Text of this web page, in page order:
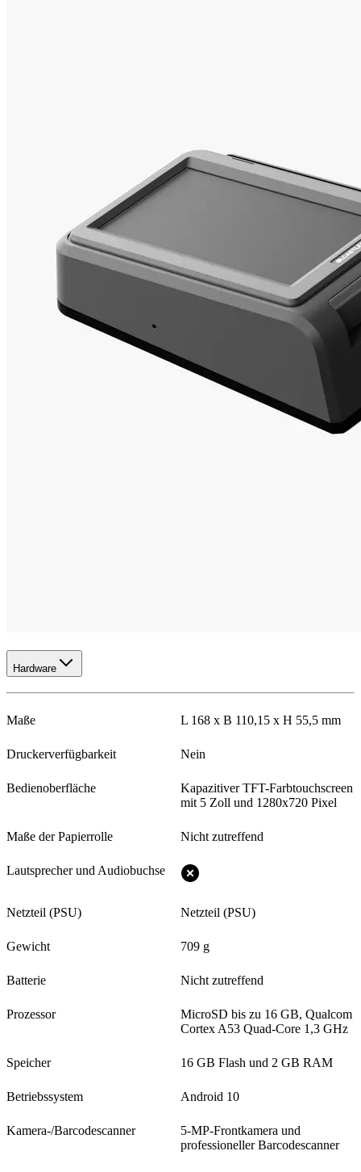
Hardware
Maße L 168 x B 110,15 x H 55,5 mm
Druckerverfügbarkeit Nein
Bedienoberfläche
Kapazitiver TFT-Farbtouchscreen
mit 5 Zoll und 1280x720 Pixel
Maße der Papierrolle Nicht zutreffend
Lautsprecher und Audiobuchse
Netzteil (PSU) Netzteil (PSU)
Gewicht 709 g
Batterie Nicht zutreffend
Prozessor
MicroSD bis zu 16 GB, Qualcom
Cortex A53 Quad-Core 1,3 GHz
Speicher 16 GB Flash und 2 GB RAM
Betriebssystem Android 10
Kamera-/Barcodescanner
5-MP-Frontkamera und
professioneller Barcodescanner